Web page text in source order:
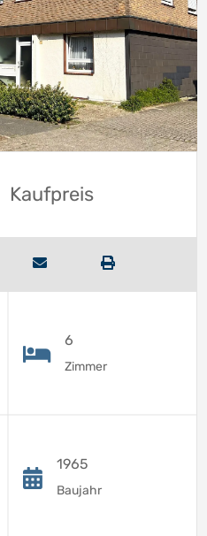
Kaufpreis
6
Zimmer
1965
Baujahr